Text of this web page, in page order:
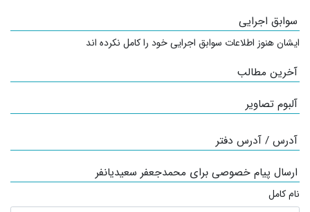
سوابق اجرایی
ایشان هنوز اطلاعات سوابق اجرایی خود را کامل نکرده اند
آخرین مطالب
آلبوم تصاویر
آدرس / آدرس دفتر
ارسال پیام خصوصی برای محمدجعفر سعیدیانفر
نام کامل